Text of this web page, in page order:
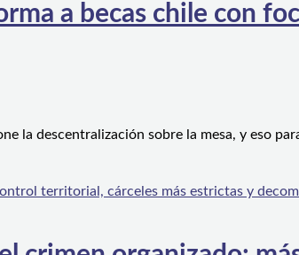
a becas chile con
la descentralización sobre la mesa, y eso